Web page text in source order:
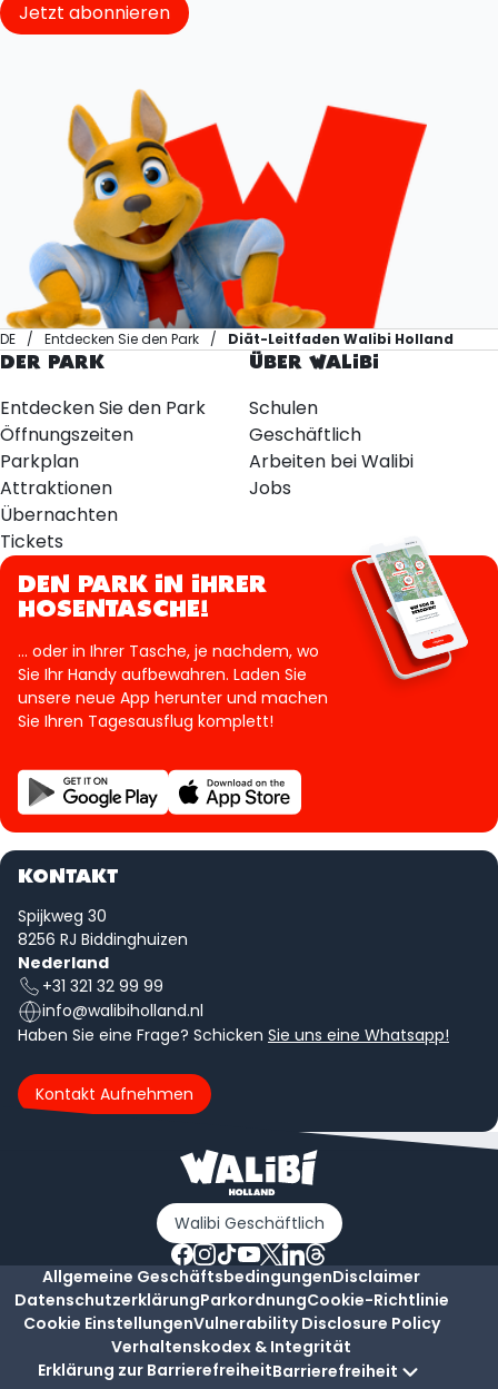
Jetzt abonnieren
DE Entdecken Sie den Park
Diät-Leitfaden Walibi Holland
DER PARK
Entdecken Sie den Park
Öffnungszeiten
Parkplan
Attraktionen
Übernachten
Tickets
ÜBER WALIBI
Schulen
Geschäftlich
Arbeiten bei Walibi
Jobs
DEN PARK IN IHRER
HOSENTASCHE!
... oder in Ihrer Tasche, je nachdem, wo
Sie Ihr Handy aufbewahren. Laden Sie
unsere neue App herunter und machen
Sie Ihren Tagesausflug komplett!
KONTAKT
Spijkweg 30
8256 RJ Biddinghuizen
Nederland
+31 321 32 99 99
info@walibiholland.nl
Haben Sie eine Frage? Schicken Sie uns eine Whatsapp!
Kontakt Aufnehmen
Walibi Geschäftlich
Allgemeine GeschäftsbedingungenDisclaimer
DatenschutzerklärungParkordnungCookie-Richtlinie
Cookie EinstellungenVulnerability Disclosure Policy
Verhaltenskodex & Integrität
Erklärung zur BarrierefreiheitBarrierefreiheit